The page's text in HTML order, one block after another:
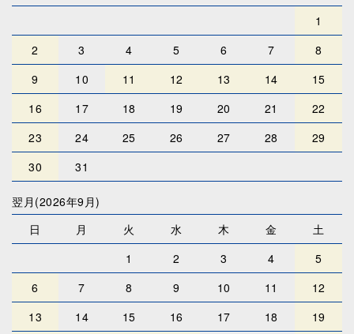
1
2
3 4 5 6 7
8
9
10 11 12 13 14
15
16
17 18 19 20 21
22
23
24 25 26 27 28
29
30
31
翌月(2026年9月)
日
月 火 水 木 金
土
1
2 3 4
5
6
7 8 9 10 11
12
13
14 15 16 17 18
19